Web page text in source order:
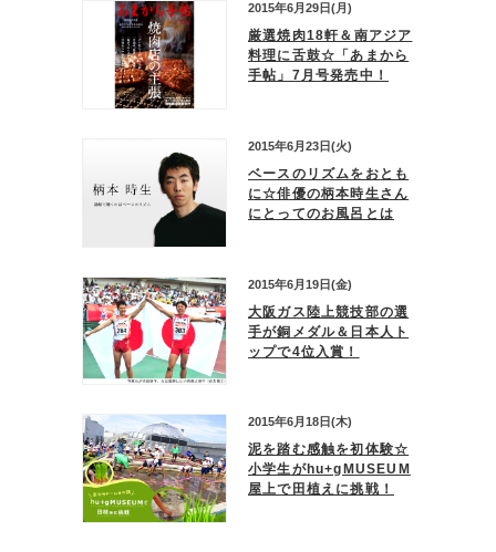
2015年6月29日(月)
厳選焼肉18軒＆南アジア
料理に舌鼓☆「あまから
手帖」7月号発売中！
2015年6月23日(火)
ベースのリズムをおとも
に☆俳優の柄本時生さん
にとってのお風呂とは
2015年6月19日(金)
大阪ガス陸上競技部の選
手が銅メダル＆日本人ト
ップで4位入賞！
2015年6月18日(木)
泥を踏む感触を初体験☆
小学生がhu+gMUSEUM
屋上で田植えに挑戦！